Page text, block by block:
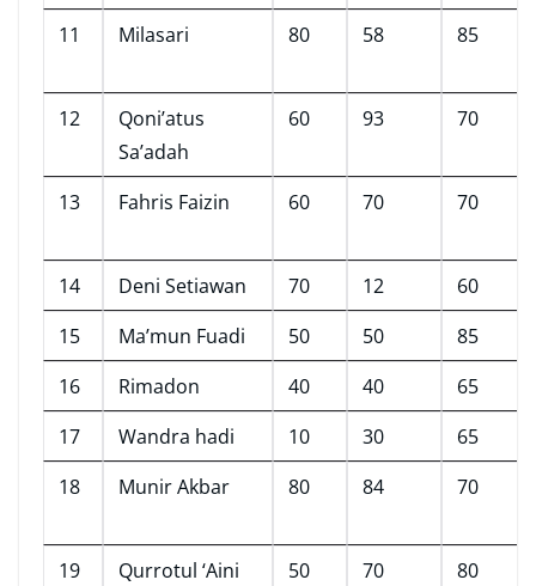
11 Milasari 80 58 85
12
Qoni’atus
Sa’adah
60 93 70
13 Fahris Faizin 60 70 70
14 Deni Setiawan 70 12
60
15
Ma’mun Fuadi 50 50
85
16
Rimadon 40 40
65
17
Wandra hadi 10 30
65
18
Munir Akbar 80 84 70
19 Qurrotul ‘Aini 50 70 80